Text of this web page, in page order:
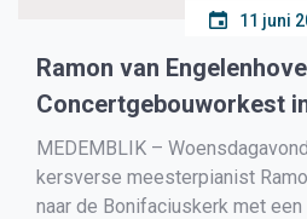
11 juni
Ramon van
Concertgebouworkest
in Medemblik
MEDEMBLIK –
kersverse meesterpianist
naar de Bonifaciuskerk met